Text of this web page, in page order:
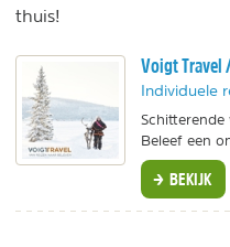
thuis!
Voigt Travel
Individuele
Schitterende
Beleef een
BEKIJK